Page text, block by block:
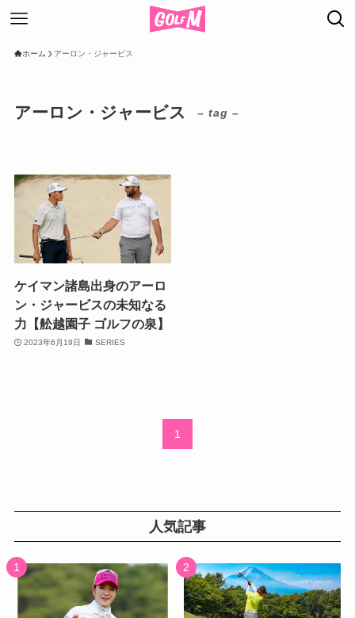
ホーム アーロン・ジャービス
アーロン・ジャービス – tag –
ケイマン諸島出身のアーロ
ン・ジャービスの未知なる
力【舩越園子 ゴルフの泉】
2023年6月19日 SERIES
1
人気記事